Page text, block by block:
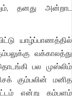
தனது அன்றாட
யாழ்ப்பாணத்தில்
வக்காலத்து
பல முஸ்லிம்
கும்பலின் மனித
என்று கம்பளம்